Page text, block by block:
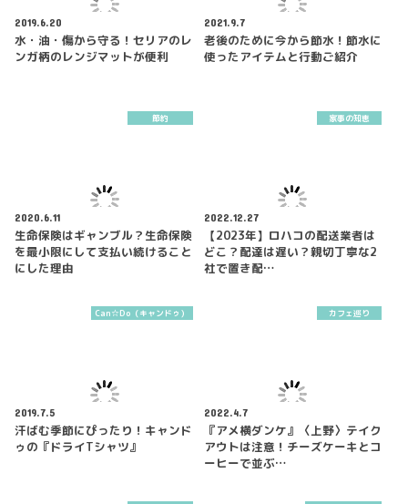
2019.6.20
水・油・傷から守る！セリアのレ
ンガ柄のレンジマットが便利
2021.9.7
老後のために今から節水！節水に
使ったアイテムと行動ご紹介
節約
2020.6.11
生命保険はギャンブル？生命保険
を最小限にして支払い続けること
にした理由
家事の知恵
2022.12.27
【2023年】ロハコの配送業者は
どこ？配達は遅い？親切丁寧な2
社で置き配…
Can☆Do（キャンドゥ）
2019.7.5
汗ばむ季節にぴったり！キャンド
ゥの『ドライTシャツ』
カフェ巡り
2022.4.7
『アメ横ダンケ』〈上野〉テイク
アウトは注意！チーズケーキとコ
ーヒーで並ぶ…